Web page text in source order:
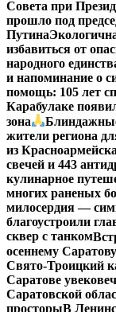
Совета при
прошло под
Путина
избавиться от
народного
и напоминание о
помощь: 105 лет
Карабулаке
зона
жители региона
из
свечей и 443
кулинарное
многих раненых
милосердия —
благоустроили
сквер с танком
осеннему Саратову
Свято-Троицкий
Саратове
Саратовской
просторыВ